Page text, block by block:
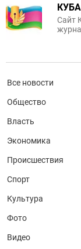
Сайт
Все новости
Общество
Власть
Экономика
Происшествия
Спорт
Культура
Фото
Видео